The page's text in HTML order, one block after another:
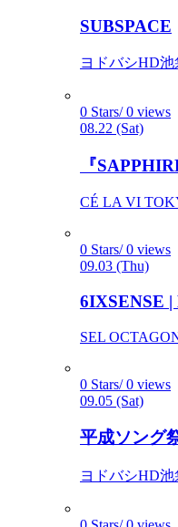
SUBSPACE
ヨドバシHD
0 Stars/ 0 views
08.22 (Sat)
『
CÉ LA VI
0 Stars/ 0 views
09.03 (Thu)
6IXSENSE
SEL
0 Stars/ 0 views
09.05 (Sat)
平成ソング
ヨドバシHD